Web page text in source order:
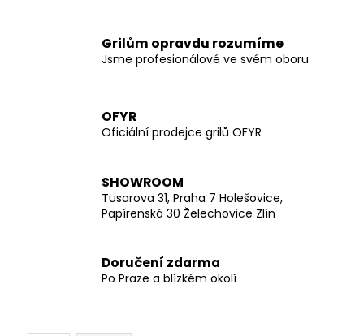
Grilům opravdu rozumíme
Jsme profesionálové ve svém oboru
OFYR
Oficiální prodejce grilů OFYR
SHOWROOM
Tusarova 31, Praha 7 Holešovice,
Papírenská 30 Želechovice Zlín
Doručení zdarma
Po Praze a blízkém okolí